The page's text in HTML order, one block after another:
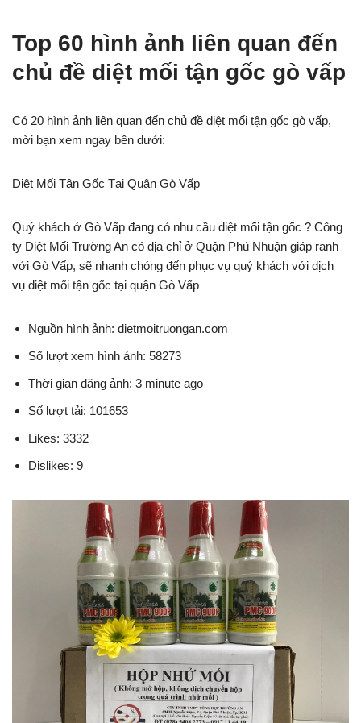
Top 60 hình ảnh liên quan đến
chủ đề diệt mối tận gốc gò vấp
Có 20 hình ảnh liên quan đến chủ đề diệt mối tận gốc gò vấp,
mời bạn xem ngay bên dưới:
Diệt Mối Tận Gốc Tại Quận Gò Vấp
Quý khách ở Gò Vấp đang có nhu cầu diệt mối tận gốc ? Công
ty Diệt Mối Trường An có địa chỉ ở Quận Phú Nhuận giáp ranh
với Gò Vấp, sẽ nhanh chóng đến phục vụ quý khách với dịch
vụ diệt mối tận gốc tại quận Gò Vấp
Nguồn hình ảnh: dietmoitruongan.com
Số lượt xem hình ảnh: 58273
Thời gian đăng ảnh: 3 minute ago
Số lượt tải: 101653
Likes: 3332
Dislikes: 9